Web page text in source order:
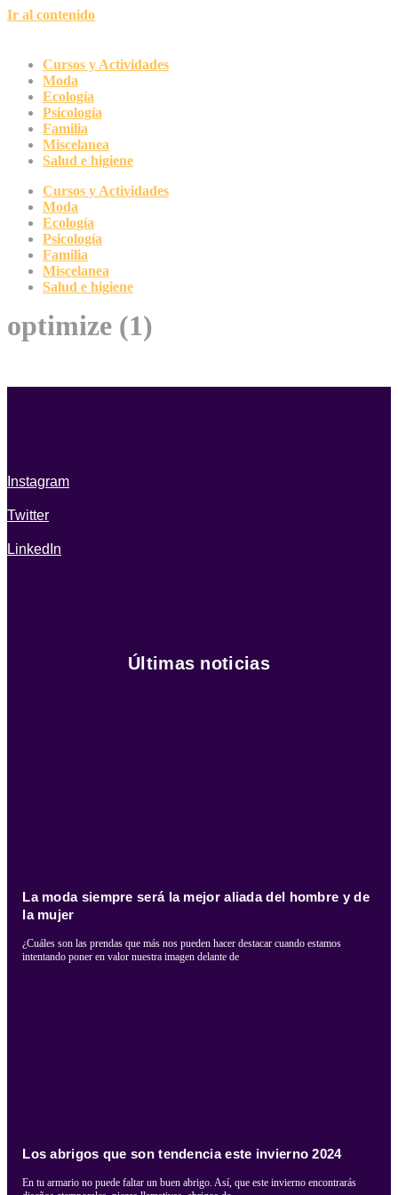
Ir al contenido
Cursos y Actividades
Moda
Ecología
Psicología
Familia
Miscelanea
Salud e higiene
Cursos y Actividades
Moda
Ecología
Psicología
Familia
Miscelanea
Salud e higiene
optimize (1)
Instagram
Twitter
LinkedIn
Últimas noticias
La moda siempre será la mejor aliada del hombre y de
la mujer
¿Cuáles son las prendas que más nos pueden hacer destacar cuando estamos
intentando poner en valor nuestra imagen delante de
Los abrigos que son tendencia este invierno 2024
En tu armario no puede faltar un buen abrigo. Así, que este invierno encontrarás